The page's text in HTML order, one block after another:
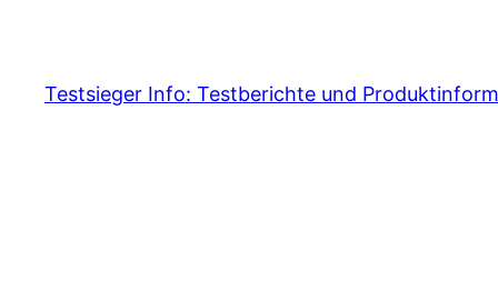
content
Testsieger Info: Testberichte und